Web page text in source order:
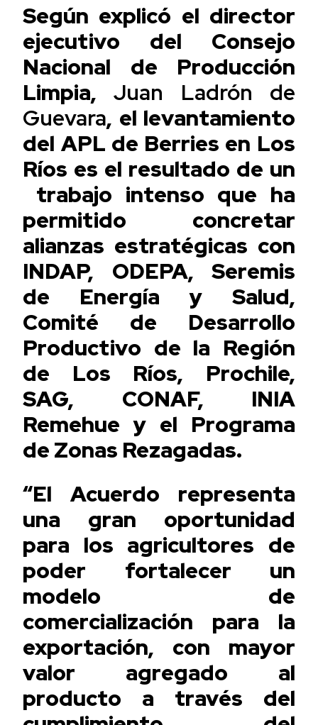
Según explicó el director
ejecutivo del Consejo
Nacional de Producción
Limpia,Juan Ladrón de
Guevara, el levantamiento
del APL de Berries en Los
Ríos es el resultado de un
trabajo intenso que ha
permitido concretar
alianzas estratégicas con
INDAP, ODEPA, Seremis
de Energía y Salud,
Comité de Desarrollo
Productivo de la Región
de Los Ríos, Prochile,
SAG, CONAF, INIA
Remehue y el Programa
de Zonas Rezagadas.
“El Acuerdo representa
una gran oportunidad
para los agricultores de
poder fortalecer un
modelo de
comercialización para la
exportación, con mayor
valor agregado al
producto a través del